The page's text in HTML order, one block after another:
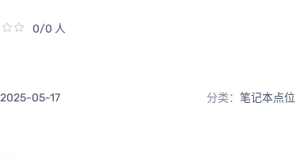
0/0 人
2025-05-17 分类： 笔记本点